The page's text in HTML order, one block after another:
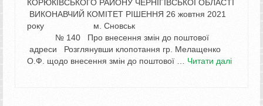
КОРЮКІВСЬКОГО РАЙОНУ ЧЕРНІГІВСЬКОЇ ОБЛАСТІ
ВИКОНАВЧИЙ КОМІТЕТ РІШЕННЯ 26 жовтня 2021
року м. Сновськ
№ 140 Про внесення змін до поштової
адреси Розглянувши клопотання гр. Мелащенко
О.Ф. щодо внесення змін до поштової … Читати далі